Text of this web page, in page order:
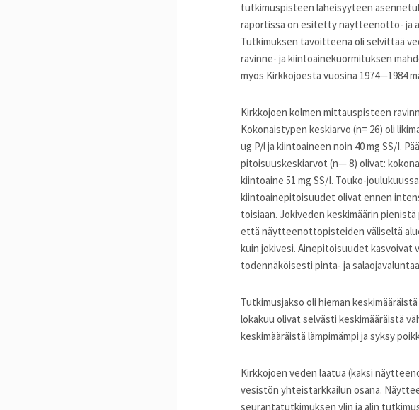
tutkimuspisteen läheisyyteen
raportissa on esitetty näytteenotto- ja
Tutkimuksen tavoitteena oli selvittää
ravinne- ja kiintoainekuormituksen
myös Kirkkojoesta vuosina 1974—1984
Kirkkojoen kolmen mittauspisteen
Kokonaistypen keskiarvo (n= 26) oli
ug P/l ja kiintoaineen noin 40 mg SS/I.
pitoisuuskeskiarvot (n— 8) olivat:
kiintoaine 51 mg SS/I. Touko-
kiintoainepitoisuudet olivat ennen
toisiaan. Jokiveden keskimäärin
että näytteenottopisteiden väliseltä
kuin jokivesi. Ainepitoisuudet kasvoivat
todennäköisesti pinta- ja
Tutkimusjakso oli hieman
lokakuu olivat selvästi keskimääräistä
keskimääräistä lämpimämpi ja syksy
Kirkkojoen veden laatua (kaksi
vesistön yhteistarkkailun osana.
seurantatutkimuksen ylin ja alin